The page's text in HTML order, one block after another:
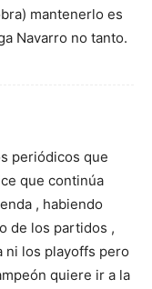
mantenerlo es
Navarro no tanto.
periódicos que
que continúa
, habiendo
de los partidos ,
ni los playoffs pero
quiere ir a la